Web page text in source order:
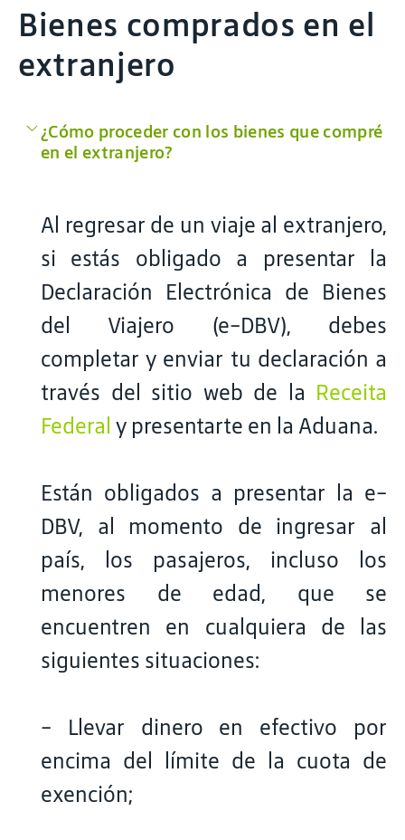
Bienes comprados en el
extranjero
¿Cómo proceder con los bienes que compré
en el extranjero?
Al regresar de un viaje al extranjero,
si estás obligado a presentar la
Declaración Electrónica de Bienes
del Viajero (e-DBV), debes
completar y enviar tu declaración a
través del sitio web de la Receita
Federal y presentarte en la Aduana.
Están obligados a presentar la e-
DBV, al momento de ingresar al
país, los pasajeros, incluso los
menores de edad, que se
encuentren en cualquiera de las
siguientes situaciones:
- Llevar dinero en efectivo por
encima del límite de la cuota de
exención;